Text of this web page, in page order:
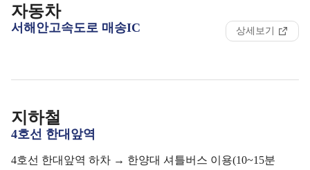
자동차
서해안고속도로 매송IC 상세보기
지하철
4호선 한대앞역
4호선 한대앞역 하차 → 한양대 셔틀버스 이용(10~15분